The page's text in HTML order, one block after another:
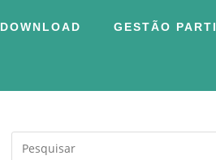
DOWNLOAD GESTÃO